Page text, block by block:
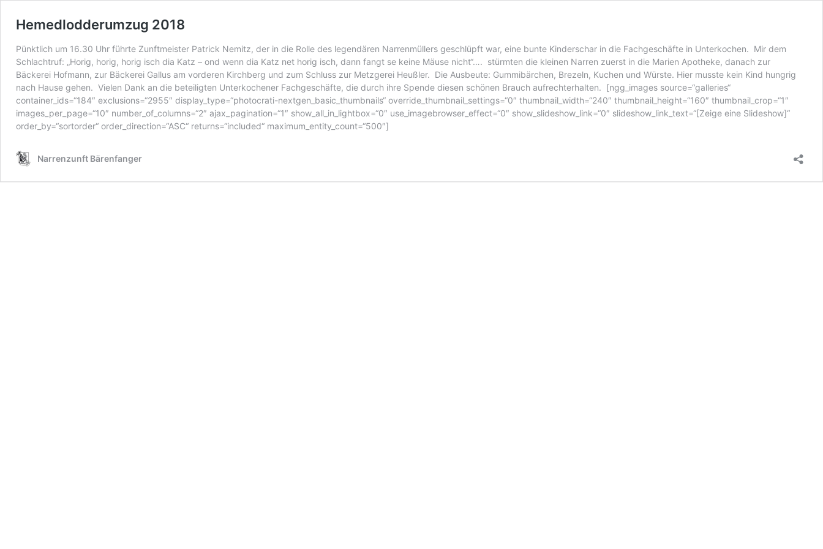
Hemedlodderumzug 2018
Pünktlich um 16.30 Uhr führte Zunftmeister Patrick Nemitz, der in die Rolle des legendären Narrenmüllers geschlüpft war, eine bunte Kinderschar in die Fachgeschäfte in Unterkochen. Mir dem
Schlachtruf: „Horig, horig, horig isch dia Katz – ond wenn dia Katz net horig isch, dann fangt se keine Mäuse nicht“…. stürmten die kleinen Narren zuerst in die Marien Apotheke, danach zur
Bäckerei Hofmann, zur Bäckerei Gallus am vorderen Kirchberg und zum Schluss zur Metzgerei Heußler. Die Ausbeute: Gummibärchen, Brezeln, Kuchen und Würste. Hier musste kein Kind hungrig
nach Hause gehen. Vielen Dank an die beteiligten Unterkochener Fachgeschäfte, die durch ihre Spende diesen schönen Brauch aufrechterhalten. [ngg_images source=“galleries“
container_ids=“184″ exclusions=“2955″ display_type=“photocrati-nextgen_basic_thumbnails“ override_thumbnail_settings=“0″ thumbnail_width=“240″ thumbnail_height=“160″ thumbnail_crop=“1″
images_per_page=“10″ number_of_columns=“2″ ajax_pagination=“1″ show_all_in_lightbox=“0″ use_imagebrowser_effect=“0″ show_slideshow_link=“0″ slideshow_link_text=“[Zeige eine Slideshow]“
order_by=“sortorder“ order_direction=“ASC“ returns=“included“ maximum_entity_count=“500″]
Narrenzunft Bärenfanger